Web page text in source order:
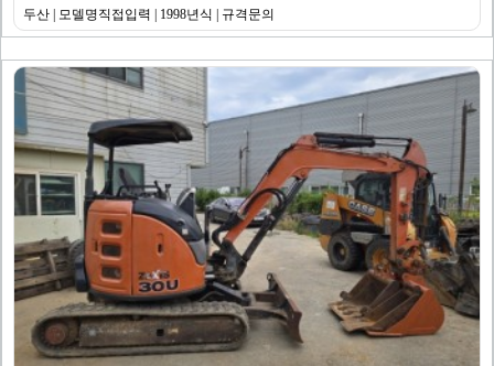
두산 | 모델명직접입력 | 1998년식 | 규격문의